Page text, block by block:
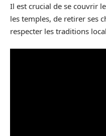
Il est crucial de se couvrir
les temples, de retirer ses
respecter les traditions